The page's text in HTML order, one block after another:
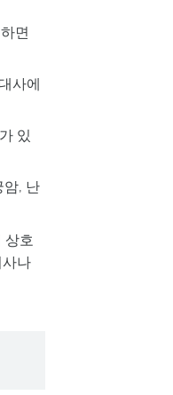
면
사에
있
암, 난
상호
나